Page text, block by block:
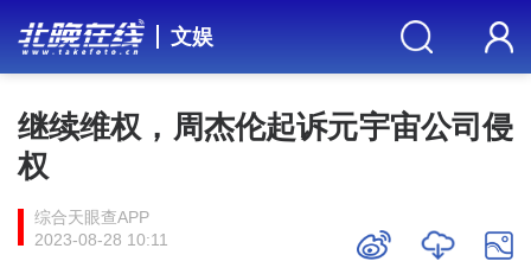
文娱
继续维权，周杰伦起诉元宇宙公司侵
权
综合天眼查APP
2023-08-28 10:11